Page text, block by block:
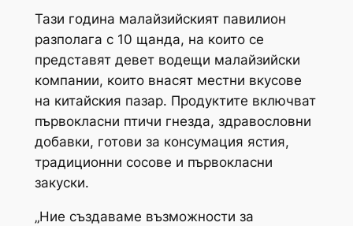
Тази година малайзийският павилион
разполага с 10 щанда, на които се
представят девет водещи малайзийски
компании, които внасят местни вкусове
на китайския пазар. Продуктите включват
първокласни птичи гнезда, здравословни
добавки, готови за консумация ястия,
традиционни сосове и първокласни
закуски.
„Ние създаваме възможности за